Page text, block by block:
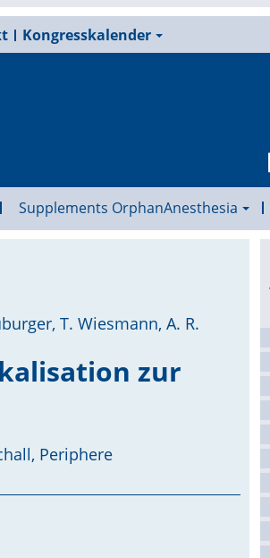
Kongresskalender
Supplements OrphanAnesthesia
T. Wiesmann, A. R.
zur
Periphere